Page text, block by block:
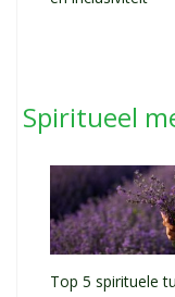
Spiritueel
Top 5 spirituele